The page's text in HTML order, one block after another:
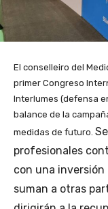
El conselleiro del
primer Congreso
Interlumes (defensa
balance de la
medidas de futuro.
profesionales
con una inversión
suman a otras